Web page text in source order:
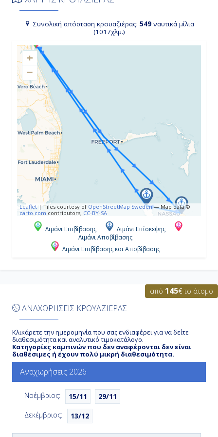
Ημέρα 5η
Πορτ Κανάβεραλ - Ορλάντο, Η.Π.Α.
07:00
Αποβίβαση
Συνολική απόσταση κρουαζιέρας: 549ναυτικά μίλια
(1017χλμ.)
+
−
Leaflet | Tiles courtesy of OpenStreetMap Sweden— Map data ©
carto.com contributors, CC-BY-SA
Λιμάνι Επιβίβασης
Λιμάνι Επίσκεψης
Λιμάνι Αποβίβασης
Λιμάνι Επιβίβασης και Αποβίβασης
ΑΝΑΧΩΡΗΣΕΙΣ ΚΡΟΥΑΖΙΕΡΑΣ
από 145€ το άτομο
Κλικάρετε την ημερομηνία που σας ενδιαφέρει για να δείτε
διαθεσιμότητα και αναλυτικό τιμοκατάλογο.
Κατηγορίες καμπινών που δεν αναφέρονται δεν είναι
διαθέσιμες ή έχουν πολύ μικρή διαθεσιμότητα.
Αναχωρήσεις 2026
Νοέμβριος: 15/11
29/11
Δεκέμβριος:
13/12